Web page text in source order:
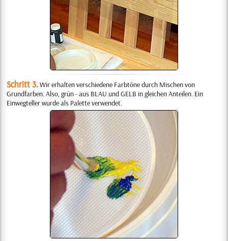
Schritt 3.Wir erhalten verschiedene Farbtöne durch Mischen von
Grundfarben. Also, grün - aus BLAU und GELB in gleichen Anteilen. Ein
Einwegteller wurde als Palette verwendet.